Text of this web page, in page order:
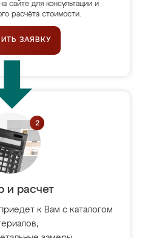
сайте для консультации и
расчёта стоимости.
ЗАЯВКУ
и расчет
к Вам с каталогом